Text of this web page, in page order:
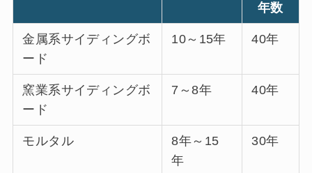
年数
金属系サイディングボ
ード
10～15年 40年
窯業系サイディングボ
ード
7～8年 40年
モルタル
8年～15
年
30年